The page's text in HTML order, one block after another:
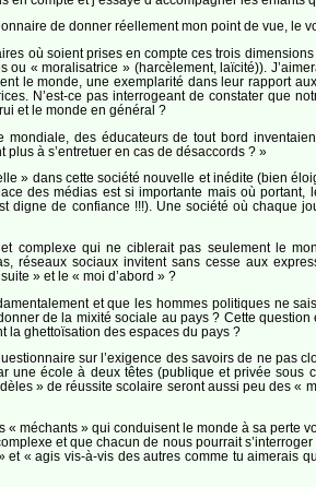
de donner réellement mon point de vue, le
où soient prises en compte ces trois
« moralisatrice » (harcèlement, laïcité)).
le monde, une exemplarité dans leur rapport
N’est-ce pas interrogeant de constater que
et le monde en général ?
des éducateurs de tout bord
à s’entretuer en cas de désaccords ? »
» dans cette société nouvelle et inédite (bien
des médias est si importante mais où
digne de confiance !!!). Une société où
complexe qui ne ciblerait pas seulement le
réseaux sociaux invitent sans cesse aux
» et le « moi d’abord » ?
et que les hommes politiques ne
de la mixité sociale au pays ? Cette
la ghettoïsation des espaces du pays ?
sur l’exigence des savoirs de ne pas
une école à deux têtes (publique et privée
» de réussite scolaire seront aussi peu des
« méchants » qui conduisent le monde à sa
et que chacun de nous pourrait
« agis vis-à-vis des autres comme tu aimerais